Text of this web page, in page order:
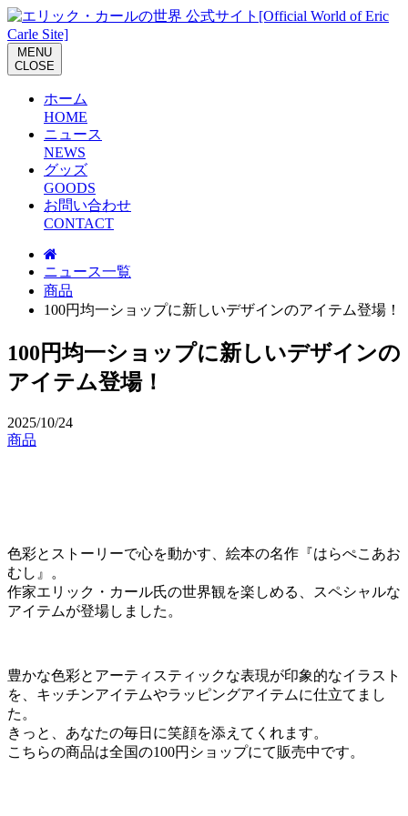
M ENU
CLOS E
ホーム
HOME
ニュース
NEWS
グッズ
GOODS
お問い合わせ
CONTACT
ニュース一覧
商品
100円均一ショップに新しいデザインのアイテム登場！
100円均一ショップに新しいデザインの
アイテム登場！
2025/10/24
商品
色彩とストーリーで心を動かす、絵本の名作『はらぺこあお
むし』。
作家エリック・カール氏の世界観を楽しめる、スペシャルな
アイテムが登場しました。
豊かな色彩とアーティスティックな表現が印象的なイラスト
を、キッチンアイテムやラッピングアイテムに仕立てまし
た。
きっと、あなたの毎日に笑顔を添えてくれます。
こちらの商品は全国の100円ショップにて販売中です。